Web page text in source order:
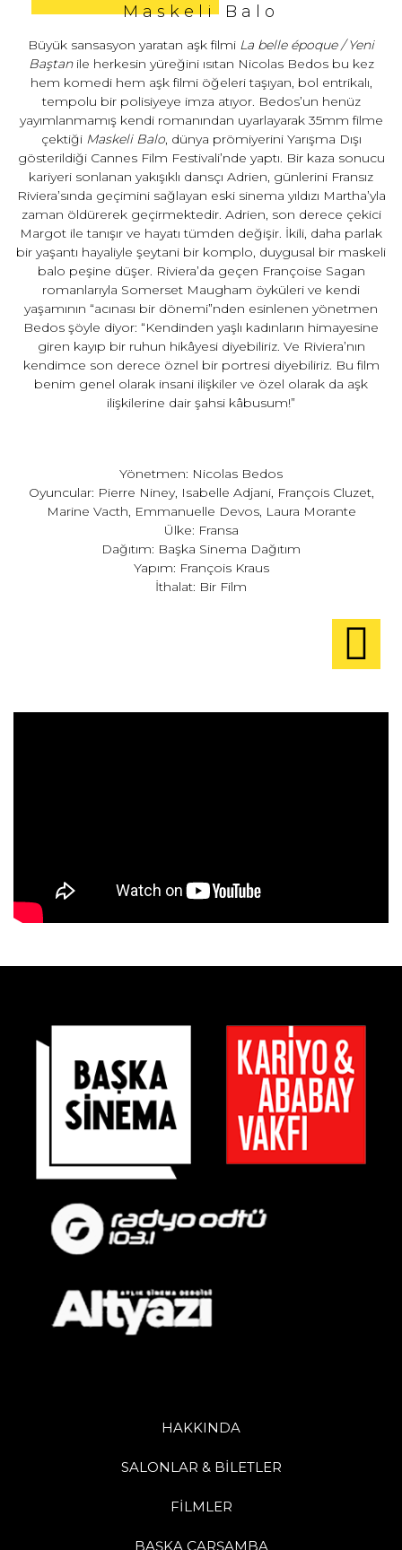
Maskeli Balo
Büyük sansasyon yaratan aşk filmi La belle époque / Yeni
Baştan ile herkesin yüreğini ısıtan Nicolas Bedos bu kez
hem komedi hem aşk filmi öğeleri taşıyan, bol entrikalı,
tempolu bir polisiyeye imza atıyor. Bedos’un henüz
yayımlanmamış kendi romanından uyarlayarak 35mm filme
çektiği Maskeli Balo, dünya prömiyerini Yarışma Dışı
gösterildiği Cannes Film Festivali’nde yaptı. Bir kaza sonucu
kariyeri sonlanan yakışıklı dansçı Adrien, günlerini Fransız
Riviera’sında geçimini sağlayan eski sinema yıldızı Martha’yla
zaman öldürerek geçirmektedir. Adrien, son derece çekici
Margot ile tanışır ve hayatı tümden değişir. İkili, daha parlak
bir yaşantı hayaliyle şeytani bir komplo, duygusal bir maskeli
balo peşine düşer. Riviera’da geçen Françoise Sagan
romanlarıyla Somerset Maugham öyküleri ve kendi
yaşamının “acınası bir dönemi”nden esinlenen yönetmen
Bedos şöyle diyor: “Kendinden yaşlı kadınların himayesine
giren kayıp bir ruhun hikâyesi diyebiliriz. Ve Riviera’nın
kendimce son derece öznel bir portresi diyebiliriz. Bu film
benim genel olarak insani ilişkiler ve özel olarak da aşk
ilişkilerine dair şahsi kâbusum!”
Yönetmen: Nicolas Bedos
Oyuncular: Pierre Niney, Isabelle Adjani, François Cluzet,
Marine Vacth, Emmanuelle Devos, Laura Morante
Ülke: Fransa
Dağıtım: Başka Sinema Dağıtım
Yapım: François Kraus
İthalat: Bir Film
HAKKINDA
SALONLAR & BİLETLER
FİLMLER
BAŞKA ÇARŞAMBA